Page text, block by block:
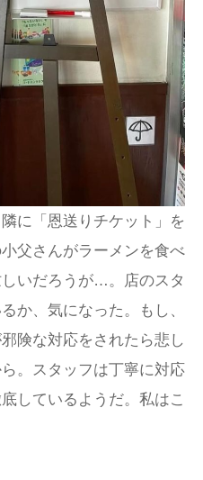
に「恩送りチケット」を
父さんがラーメンを食べ
いだろうが…。店のスタ
か、気になった。もし、
険な対応をされたら悲し
。スタッフは丁寧に対応
しているようだ。私はこ